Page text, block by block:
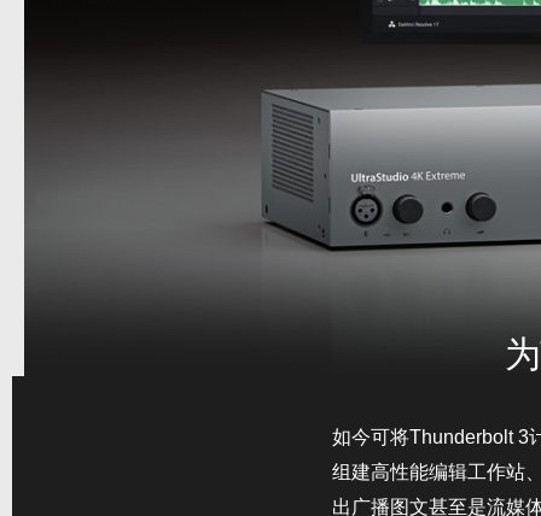
如今可将Thunderbolt 3
组建高性能编辑工作站
出广播图文甚至是流媒